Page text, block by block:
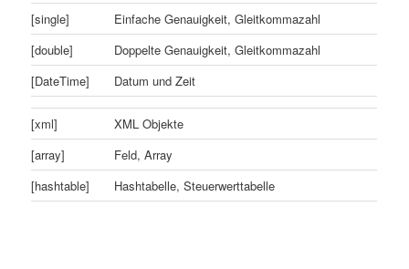
[single]
Einfache Genauigkeit, Gleitkommazahl
[double]
Doppelte Genauigkeit, Gleitkommazahl
[DateTime]
Datum und Zeit
[xml]
XML Objekte
[array]
Feld, Array
[hashtable]
Hashtabelle, Steuerwerttabelle